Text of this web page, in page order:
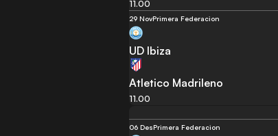
11.00
29 NovPrimera Federacion
UD Ibiza
Atletico Madrileno
11.00
06 DesPrimera Federacion